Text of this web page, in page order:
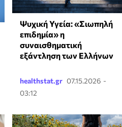
Ψυχική Υγεία: «Σιωπηλή
επιδημία» η
συναισθηματική
εξάντληση των Ελλήνων
healthstat.gr 07.15.2026 -
03:12